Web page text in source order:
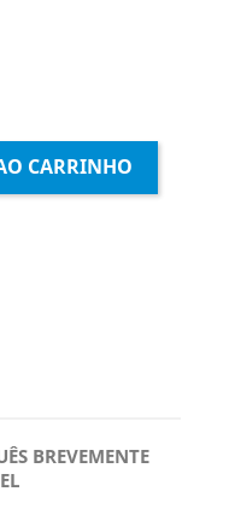
CARRINHO
BREVEMENTE